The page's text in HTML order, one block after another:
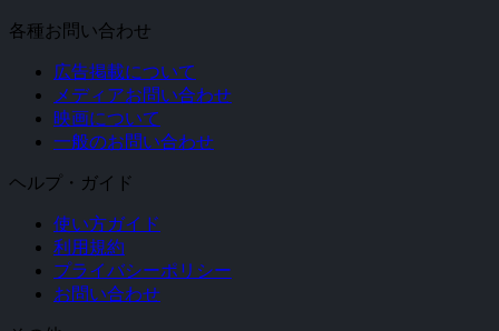
各種お問い合わせ
広告掲載について
メディアお問い合わせ
映画について
一般のお問い合わせ
ヘルプ・ガイド
使い方ガイド
利用規約
プライバシーポリシー
お問い合わせ